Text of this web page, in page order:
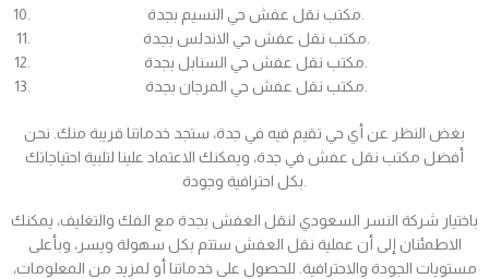
بغض النظر عن أي حي تقيم فيه في جدة، ستجد خدماتنا قريبة منك. نحن
أفضل مكتب نقل عفش في جدة، ويمكنك الاعتماد علينا لتلبية احتياجاتك
باختيار شركة النسر السعودي لنقل العفش بجدة مع الفك والتغليف، يمكنك
الاطمئنان إلى أن عملية نقل العفش ستتم بكل سهولة ويسر، وبأعلى
مستويات الجودة والاحترافية. للحصول على خدماتنا أو لمزيد من المعلومات،